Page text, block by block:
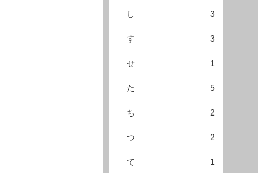
し 3
す 3
せ 1
た 5
ち 2
つ 2
て 1